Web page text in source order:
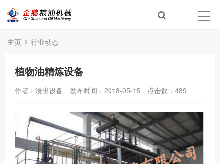
主页 行业动态
植物油精炼设备
作者：浸出设备 发布时间：2018-05-15 点击数： 489